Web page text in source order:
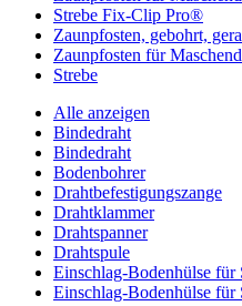
Strebe Fix-Clip Pro®
Zaunpfosten, gebohrt,
Zaunpfosten für
Strebe
Alle anzeigen
Bindedraht
Bindedraht
Bodenbohrer
Drahtbefestigungszange
Drahtklammer
Drahtspanner
Drahtspule
Einschlag-Bodenhülse für
Einschlag-Bodenhülse für